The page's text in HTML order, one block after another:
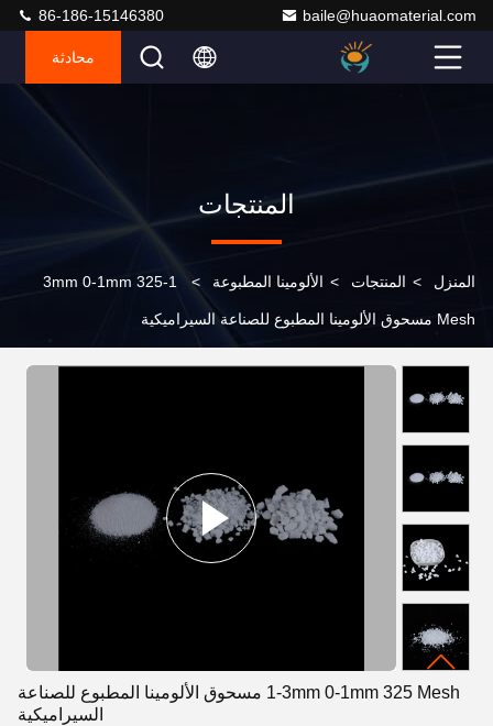
baile@huaomaterial.com
86-186-15146380
محادثة
المنتجات
المنزل > المنتجات > الألومينا المطبوعة >
1-3mm 0-1mm 325
Mesh مسحوق الألومينا المطبوع للصناعة السيراميكية
1-3mm 0-1mm 325 Mesh مسحوق الألومينا المطبوع للصناعة
السيراميكية